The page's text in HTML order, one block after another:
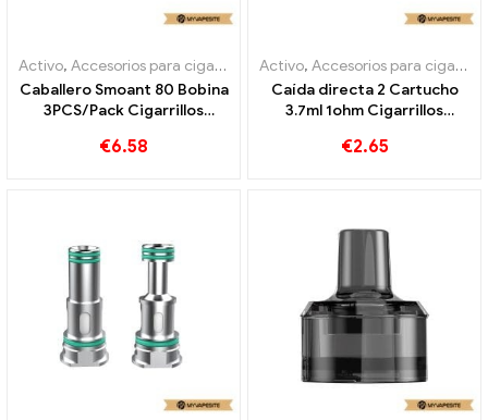
Activo, Accesorios para cigarrillos electrónicos ,Evaporador
Caballero Smoant 80 Bobina
3PCS/Pack Cigarrillos
Personalizado
€6.58
Activo, Accesorios para cigarrillos electrónicos
Caída directa 2 Cartucho
3.7ml 1ohm Cigarrillos
Personalizado
€2.65